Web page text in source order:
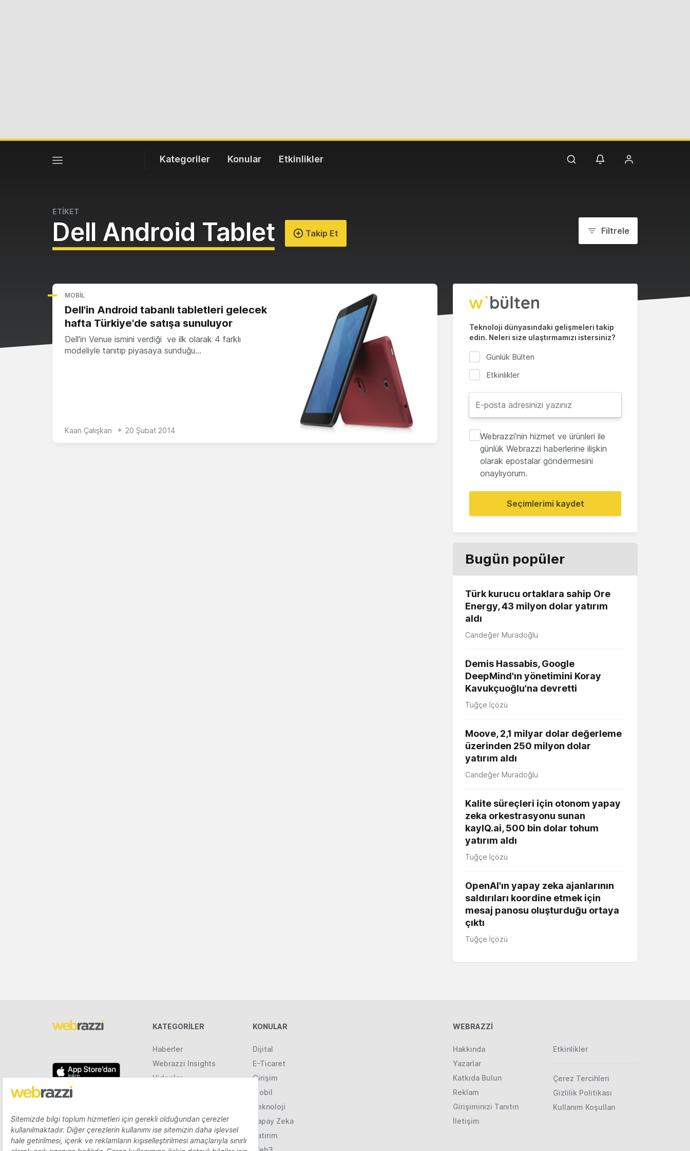
Kategoriler Konular Etkinlikler
ETİKET
Dell Android Tablet Takip Et Filtrele
MOBIL
Dell'in Android tabanlı tabletleri gelecek
hafta Türkiye'de satışa sunuluyor
Dell'in Venue ismini verdiği ve ilk olarak 4 farklı
modeliyle tanıtıp piyasaya sunduğu…
Kaan Çalışkan 20 Şubat 2014
Teknoloji dünyasındaki gelişmeleri takip
edin. Neleri size ulaştırmamızı istersiniz?
Günlük Bülten
Etkinlikler
Webrazzi'nin hizmet ve ürünleri ile
günlük Webrazzi haberlerine ilişkin
olarak epostalar göndermesini
onaylıyorum.
Seçimlerimi kaydet
Bugün popüler
Türk kurucu ortaklara sahip Ore
Energy, 43 milyon dolar yatırım
aldı
Candeğer Muradoğlu
Demis Hassabis, Google
DeepMind'ın yönetimini Koray
Kavukçuoğlu'na devretti
Tuğçe İçözü
Moove, 2,1 milyar dolar değerleme
üzerinden 250 milyon dolar
yatırım aldı
Candeğer Muradoğlu
Kalite süreçleri için otonom yapay
zeka orkestrasyonu sunan
kayIQ.ai, 500 bin dolar tohum
yatırım aldı
Tuğçe İçözü
OpenAI'ın yapay zeka ajanlarının
saldırıları koordine etmek için
mesaj panosu oluşturduğu ortaya
çıktı
Tuğçe İçözü
KATEGORILER
Haberler
Webrazzi Insights
Videolar
KONULAR
Dijital
E-Ticaret
Girişim
Mobil
Teknoloji
Yapay Zeka
Yatırım
WEBRAZZİ
Hakkında
Yazarlar
Katkıda Bulun
Reklam
Girişiminizi Tanıtın
İletişim
Etkinlikler
Çerez Tercihleri
Gizlilik Politikası
Kullanım Koşulları